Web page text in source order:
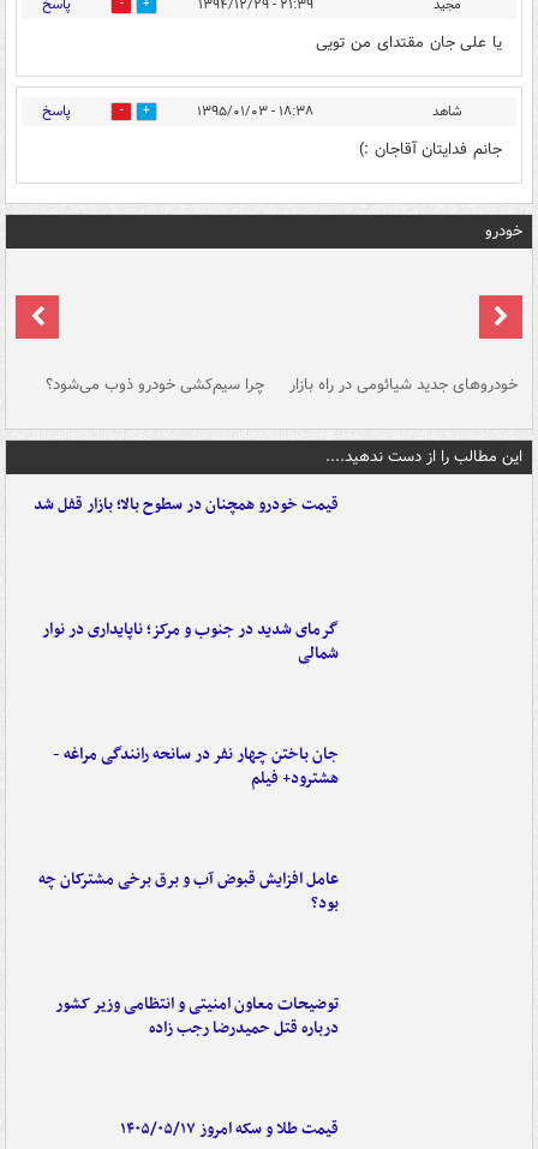
مجید ۲۱:۳۹ - ۱۳۹۴/۱۲/۲۹ 0
یا علی جان مقتدای من تویی
شاهد ۱۸:۳۸ - ۱۳۹۵/۰۱/۰۳ 0 پاسخ
جانم فدایتان آقاجان :)
خودرو
خودروهای جدید شیائومی در راه بازار چرا سیم‌کشی خودرو ذوب می‌شود؟
این مطالب را از دست ندهید....
قیمت خودرو همچنان در سطوح بالا؛ بازار قفل شد
گرمای شدید در جنوب و مرکز؛ ناپایداری در نوار
شمالی
جان باختن چهار نفر در سانحه رانندگی مراغه -
هشترود+ فیلم
عامل افزایش قبوض آب و برق برخی مشترکان چه
بود؟
توضیحات معاون امنیتی و انتظامی وزیر کشور
درباره قتل حمیدرضا رجب زاده
قیمت طلا و سکه امروز ۱۴۰۵/۰۵/۱۷